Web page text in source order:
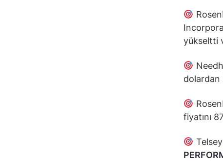
yükseltti
dolardan
fiyatını